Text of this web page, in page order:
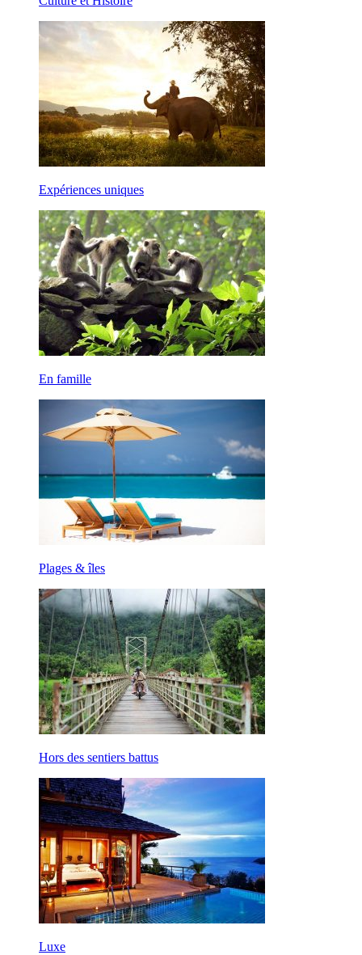
Expériences uniques
En famille
Plages & îles
Hors des sentiers battus
Luxe